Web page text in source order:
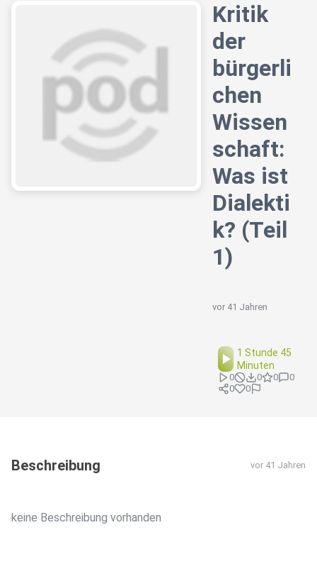
Kritik
der
bürgerli
chen
Wissen
schaft:
Was ist
Dialekti
k? (Teil
1)
vor 41 Jahren
1 Stunde 45
Minuten
0 0 0
0
0
0
Beschreibung vor 41 Jahren
keine Beschreibung vorhanden